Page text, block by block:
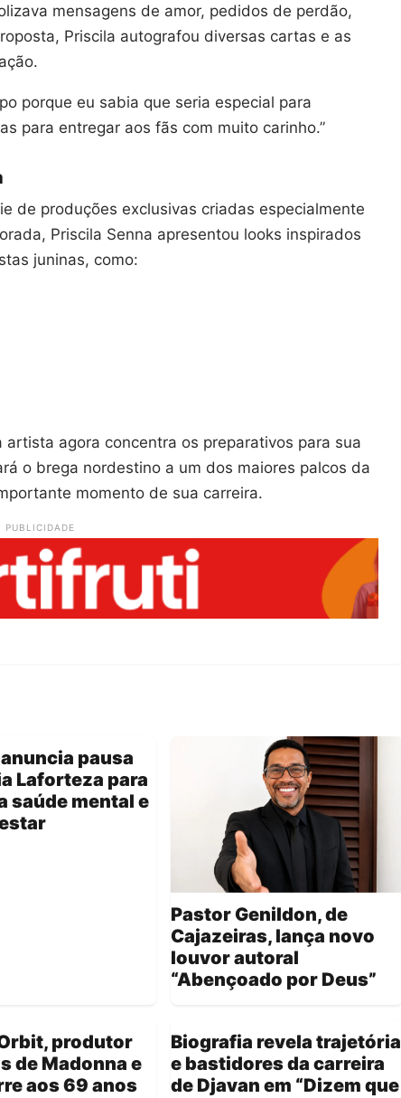
mensagens de amor, pedidos de perdão,
Priscila autografou diversas cartas e as
porque eu sabia que seria especial para
para entregar aos fãs com muito carinho.”
de produções exclusivas criadas especialmente
Priscila Senna apresentou looks inspirados
juninas, como:
agora concentra os preparativos para sua
o brega nordestino a um dos maiores palcos da
momento de sua carreira.
PUBLICIDADE
pausa
Laforteza para
saúde mental e
Pastor Genildon, de
Cajazeiras, lança novo
louvor autoral
“Abençoado por Deus”
produtor
de Madonna e
aos 69 anos
Biografia revela trajetória
e bastidores da carreira
de Djavan em “Dizem que